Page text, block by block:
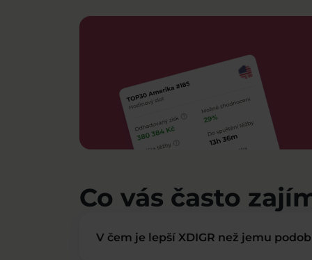
Co vás často
V čem je lepší XDIGR než jemu